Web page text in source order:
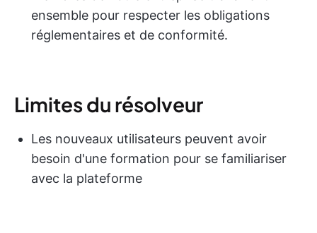
ensemble pour respecter les obligations
réglementaires et de conformité.
Limites du résolveur
Les nouveaux utilisateurs peuvent avoir
besoin d'une formation pour se familiariser
avec la plateforme